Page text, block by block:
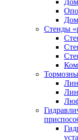
Стенды